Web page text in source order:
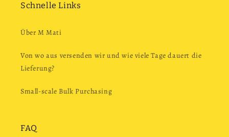
Schnelle Links
Über M Mati
Von wo aus versenden wir und wie viele Tage dauert die
Lieferung?
Small-scale Bulk Purchasing
FAQ